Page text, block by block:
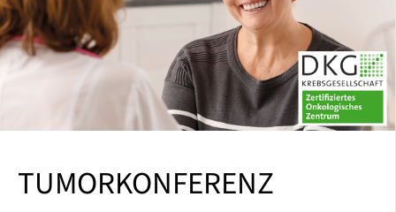
TUMORKONFERENZ